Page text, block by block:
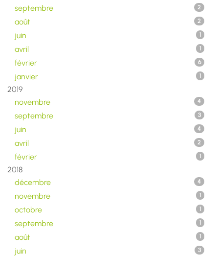
septembre 2
août 2
juin 1
avril 1
février 6
janvier 1
2019
novembre
4
septembre 3
juin 4
avril 2
février 1
2018
décembre
4
novembre 1
octobre 1
septembre 1
août 1
juin 3